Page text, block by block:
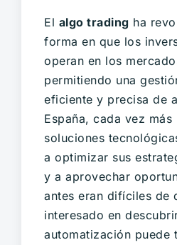
El algo trading ha
forma en que los
operan en los
permitiendo una
eficiente y precisa de
España, cada vez
soluciones
a optimizar sus
y a aprovechar
antes eran difíciles de
interesado en
automatización puede